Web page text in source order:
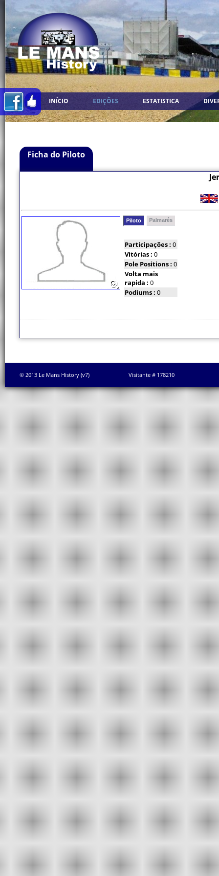
INÍCIO EDIÇÕES ESTATISTICA
Ficha do Piloto
Piloto Palmarés
Participações : 0
Vitórias : 0
Pole Positions : 0
Volta mais
rapida : 0
Podiums : 0
© 2013 Le Mans History (v7) Visitante # 178210